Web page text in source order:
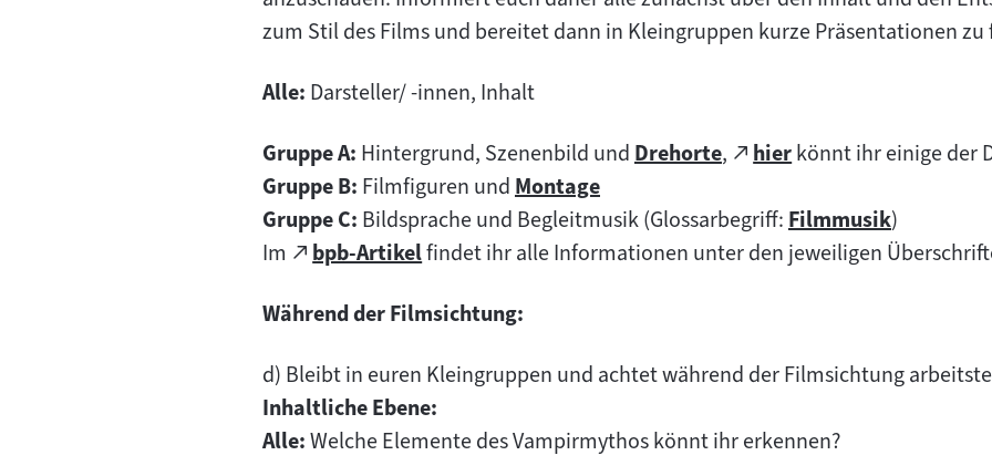
zum Stil des Films und bereitet dann in Kleingruppen kurze Präsentationen
Alle: Darsteller/ -innen, Inhalt
Gruppe A: Hintergrund, Szenenbild undZum
Drehorte,
Zum
Inhalt:
hier
(öffnet
neuen
Tab)
könnt ihr einige der
Gruppe B: Filmfiguren undZum
Inhalt:
Montage
Gruppe C: Bildsprache und Begleitmusik (Glossarbegriff:Zum
Inhalt:
Filmmusik)
Im
Zum
Inhalt:
bpb-Artikel
(öffnet
im
Tab)
findet ihr alle Informationen unter den jeweiligen
Während der Filmsichtung:
d) Bleibt in euren Kleingruppen und achtet während der Filmsichtung
Inhaltliche Ebene:
Alle:Welche Elemente des Vampirmythos könnt ihr erkennen?